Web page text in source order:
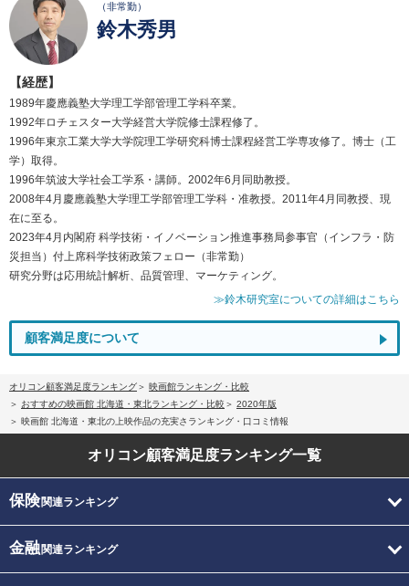
（非常勤）
鈴木秀男
【経歴】
1989年慶應義塾大学理工学部管理工学科卒業。
1992年ロチェスター大学経営大学院修士課程修了。
1996年東京工業大学大学院理工学研究科博士課程経営工学専攻修了。博士（工
学）取得。
1996年筑波大学社会工学系・講師。2002年6月同助教授。
2008年4月慶應義塾大学理工学部管理工学科・准教授。2011年4月同教授、現
在に至る。
2023年4月内閣府 科学技術・イノベーション推進事務局参事官（インフラ・防
災担当）付上席科学技術政策フェロー（非常勤）
研究分野は応用統計解析、品質管理、マーケティング。
≫鈴木研究室についての詳細はこちら
顧客満足度について
オリコン顧客満足度ランキング
映画館ランキング・比較
おすすめの映画館 北海道・東北ランキング・比較
2020年版
映画館 北海道・東北の上映作品の充実さランキング・口コミ情報
オリコン顧客満足度ランキング一覧
保険関連ランキング
金融関連ランキング